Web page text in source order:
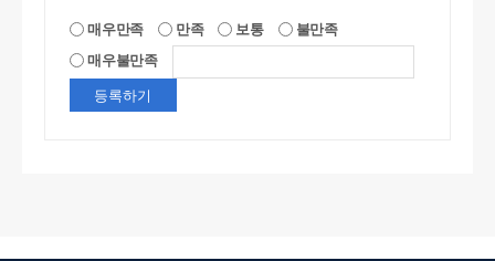
매우만족 만족 보통
불만족
매우불만족